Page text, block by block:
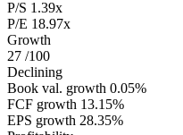
P/S 1.39x
P/E 18.97x
Growth
27 /100
Declining
Book val. growth 0.05%
FCF growth 13.15%
EPS growth 28.35%